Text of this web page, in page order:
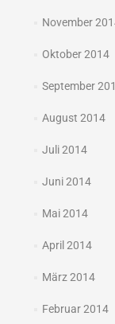
November
Oktober 2014
September
August 2014
Juli 2014
Juni 2014
Mai 2014
April 2014
März 2014
Februar 2014